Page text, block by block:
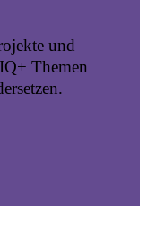
und
Themen